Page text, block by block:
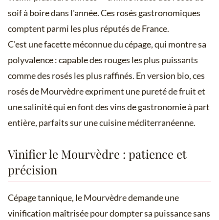
soif à boire dans l'année. Ces rosés gastronomiques
comptent parmi les plus réputés de France.
C'est une facette méconnue du cépage, qui montre sa
polyvalence : capable des rouges les plus puissants
comme des rosés les plus raffinés. En version bio, ces
rosés de Mourvèdre expriment une pureté de fruit et
une salinité qui en font des vins de gastronomie à part
entière, parfaits sur une cuisine méditerranéenne.
Vinifier le Mourvèdre : patience et
précision
Cépage tannique, le Mourvèdre demande une
vinification maîtrisée pour dompter sa puissance sans